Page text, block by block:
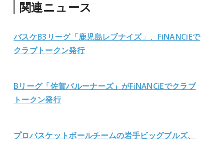
関連ニュース
バスケB3リーグ「鹿児島レブナイズ」、FiNANCiEで
クラブトークン発行
Bリーグ「佐賀バルーナーズ」がFiNANCiEでクラブ
トークン発行
プロバスケットボールチームの岩手ビッグブルズ、